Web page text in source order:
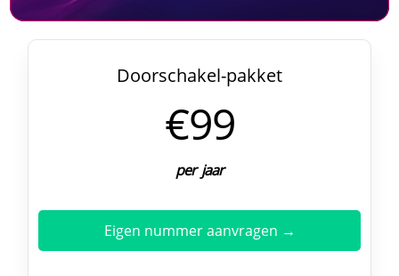
Doorschakel-pakket
€99
per jaar
Eigen nummer aanvragen →